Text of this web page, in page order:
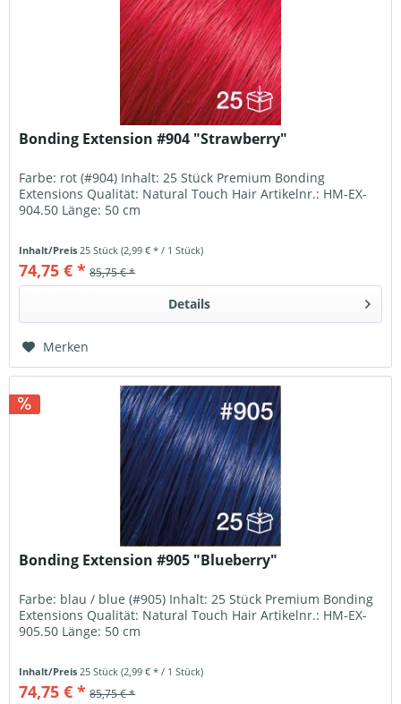
Bonding Extension #904 "Strawberry"
Farbe: rot (#904) Inhalt: 25 Stück Premium Bonding
Extensions Qualität: Natural Touch Hair Artikelnr.: HM-EX-
904.50 Länge: 50 cm
Inhalt/Preis25 Stück(2,99 € * / 1 Stück)
74,75 € * 85,75 € *
Details
Merken
Bonding Extension #905 "Blueberry"
Farbe: blau / blue (#905) Inhalt: 25 Stück Premium Bonding
Extensions Qualität: Natural Touch Hair Artikelnr.: HM-EX-
905.50 Länge: 50 cm
Inhalt/Preis25 Stück(2,99 € * / 1 Stück)
74,75 € * 85,75 € *